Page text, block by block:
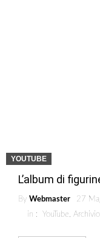
YOUTUBE
L’album di
By Webmaster
27
in : YouTube, Archivio